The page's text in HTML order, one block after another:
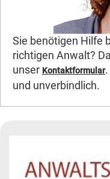
Sie benötigen Hilfe
richtigen Anwalt?
unser Kontaktformular
und unverbindlich.